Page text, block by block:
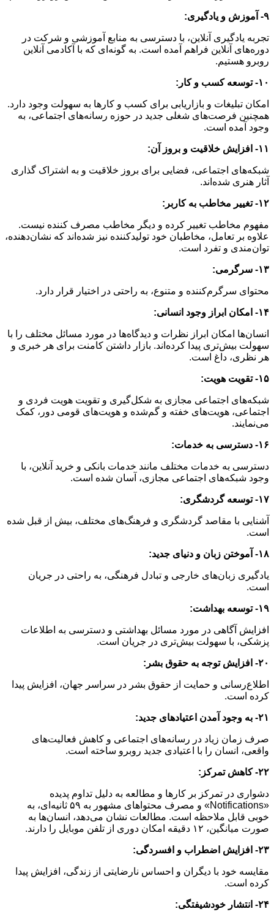
۹- آموزش و یادگیری:
تجربه یادگیری آنلاین، با دسترسی به منابع آموزشی و شرکت در
دوره‌های آنلاین فراهم آمده است. به گونه‌ای که با آکادمی آنلاین
روبرو هستیم.
۱۰- توسعه کسب و کار:
امکان تبلیغات و بازاریابی برای کسب و کارها به سهولت وجود دارد.
همچنین فرصت‌های شغلی جدید در حوزه رسانه‌های اجتماعی، به
وجود آمده است.
۱۱- افزایش خلاقیت و بروز آن:
شبکه‌های اجتماعی، فضایی برای بروز خلاقیت و به اشتراک گذاری
آثار هنری شده‌اند.
۱۲- تغییر مخاطب به کاربر:
مفهوم مخاطب تغییر کرده و دیگر مخاطب مصرف کننده نیست.
علاوه بر تعامل، مخاطبان خود تولیدکننده نیز شده‌اند که نشان‌دهنده،
توان‌مندی و تفرد است.
۱۳- سرگرمی:
محتوای سرگرم‌کننده و متنوع، به راحتی در اختیار قرار دارد.
۱۴- امکان ابراز وجود انسانی:
انسان‌ها امکان ابراز نظرات و دیدگاه‌ها در مورد مسائل مختلف را با
سهولت بیش‌تری پیدا کرده‌اند. بازار داشتن کامنت برای هر خبری و
هر نظری، داغ است.
۱۵- تقویت هویت:
شبکه‌های اجتماعی مجازی به شکل‌گیری و تقویت هویت فردی و
اجتماعی، هویت‌های خفته و گم‌شده و هویت‌های قومی دور، کمک
می‌نمایند.
۱۶- دسترسی به خدمات:
دسترسی به خدمات مختلف مانند خدمات بانکی و خرید آنلاین، با
وجود شبکه‌های اجتماعی مجازی، آسان شده است.
۱۷- توسعه گردشگری:
آشنایی با مقاصد گردشگری و فرهنگ‌های مختلف، بیش از قبل شده
است.
۱۸- آموختن زبان و دنیای جدید:
یادگیری زبان‌های خارجی و تبادل فرهنگی، به راحتی در جریان
است.
۱۹- توسعه بهداشت:
افزایش آگاهی در مورد مسائل بهداشتی و دسترسی به اطلاعات
پزشکی، با سهولت بیش‌تری در جریان است.
۲۰- افزایش توجه به حقوق بشر:
اطلاع‌رسانی و حمایت از حقوق بشر در سراسر جهان، افزایش پیدا
کرده است.
۲۱- به وجود آمدن اعتیادهای جدید:
صرف زمان زیاد در رسانه‌های اجتماعی و کاهش فعالیت‌های
واقعی، انسان را با اعتیادی جدید روبرو ساخته است.
۲۲- کاهش تمرکز:
دشواری در تمرکز بر کارها و مطالعه به دلیل تداوم پدیده
«Notifications» و مصرف محتواهای مشهور به ۵۹ ثانیه‌ای، به
خوبی قابل ملاحظه است. مطالعات نشان می‌دهد، انسان‌ها به
صورت میانگین، ۱۲ دقیقه امکان دوری از تلفن موبایل را دارند.
۲۳- افزایش اضطراب و افسردگی:
مقایسه خود با دیگران و احساس نارضایتی از زندگی، افزایش پیدا
کرده است.
۲۴- انتشار خودشیفتگی: